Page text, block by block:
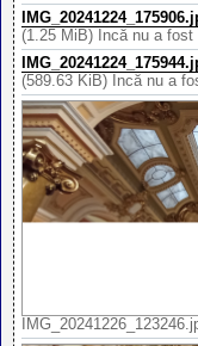
(1.25 MiB) Încă nu a fost
(589.63 KiB) Încă nu a